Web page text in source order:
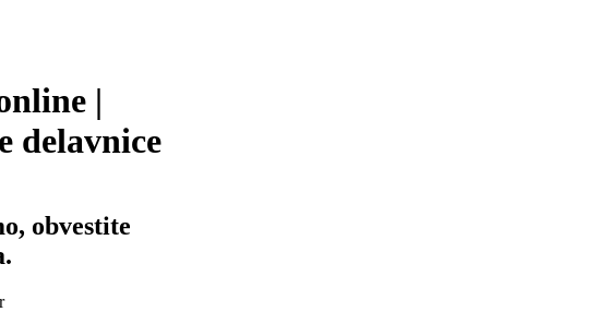
|
delavnice
obvestite